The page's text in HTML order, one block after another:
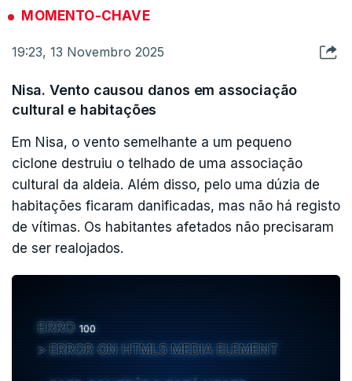
MOMENTO-CHAVE
19:23, 13 Novembro 2025
Nisa. Vento causou danos em associação
cultural e habitações
Em Nisa, o vento semelhante a um pequeno
ciclone destruiu o telhado de uma associação
cultural da aldeia. Além disso, pelo uma dúzia de
habitações ficaram danificadas, mas não há registo
de vítimas. Os habitantes afetados não precisaram
de ser realojados.
ERRO100
ERROR ON HTML5 MEDIA ELEMENT